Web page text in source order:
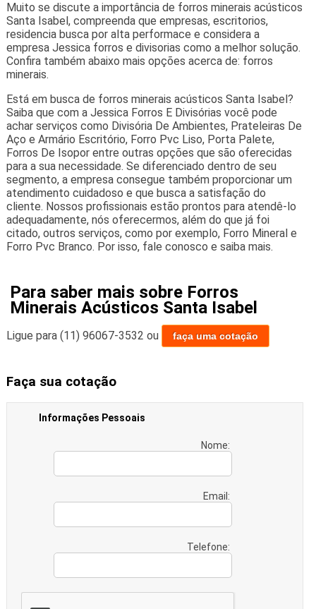
Muito se discute a importância de forros minerais acústicos
Santa Isabel, compreenda que empresas, escritorios,
residencia busca por alta performace e considera a
empresa Jessica forros e divisorias como a melhor solução.
Confira também abaixo mais opções acerca de: forros
minerais.
Está em busca de forros minerais acústicos Santa Isabel?
Saiba que com a Jessica Forros E Divisórias você pode
achar serviços como Divisória De Ambientes, Prateleiras De
Aço e Armário Escritório, Forro Pvc Liso, Porta Palete,
Forros De Isopor entre outras opções que são oferecidas
para a sua necessidade. Se diferenciado dentro de seu
segmento, a empresa consegue também proporcionar um
atendimento cuidadoso e que busca a satisfação do
cliente. Nossos profissionais estão prontos para atendê-lo
adequadamente, nós oferecermos, além do que já foi
citado, outros serviços, como por exemplo, Forro Mineral e
Forro Pvc Branco. Por isso, fale conosco e saiba mais.
Para saber mais sobre Forros
Minerais Acústicos Santa Isabel
Ligue para (11) 96067-3532 ou faça uma cotação
Faça sua cotação
Informações Pessoais
Nome:
Email:
Telefone: